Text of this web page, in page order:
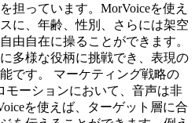
担っています。MorVoiceを使え
に、年齢、性別、さらには架空
由自在に操ることができます。
多様な役柄に挑戦でき、表現の
です。 マーケティング戦略の
モーションにおいて、音声は非
を使えば、ターゲット層に合